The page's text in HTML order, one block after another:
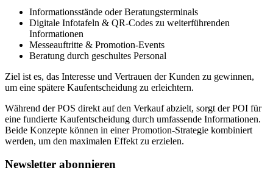
Informationsstände oder Beratungsterminals
Digitale Infotafeln & QR-Codes zu weiterführenden
Informationen
Messeauftritte & Promotion-Events
Beratung durch geschultes Personal
Ziel ist es, das Interesse und Vertrauen der Kunden zu gewinnen,
um eine spätere Kaufentscheidung zu erleichtern.
Während der POS direkt auf den Verkauf abzielt, sorgt der POI für
eine fundierte Kaufentscheidung durch umfassende Informationen.
Beide Konzepte können in einer Promotion-Strategie kombiniert
werden, um den maximalen Effekt zu erzielen.
Newsletter abonnieren